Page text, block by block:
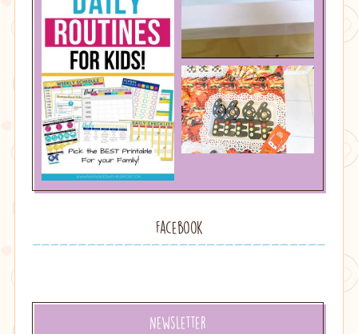
Facebook
Newsletter